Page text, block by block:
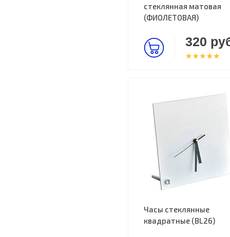
стеклянная матовая
(ФИОЛЕТОВАЯ)
320
Часы стеклянные
квадратные (BL26)